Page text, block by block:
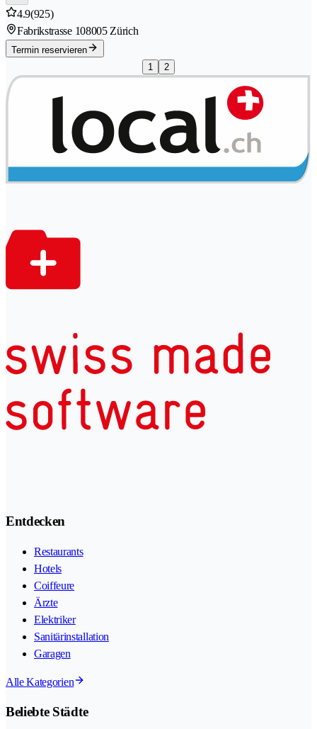
4.9(925)
Fabrikstrasse 108005 Zürich
Termin reservieren
1
2
Entdecken
Restaurants
Hotels
Coiffeure
Ärzte
Elektriker
Sanitärinstallation
Garagen
Alle Kategorien
Beliebte Städte